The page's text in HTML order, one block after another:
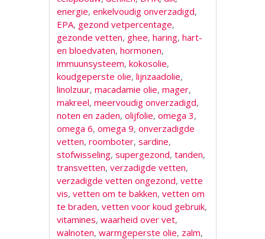
energie,enkelvoudig onverzadigd,
EPA, gezond vetpercentage,
gezonde vetten, ghee,haring,hart-
en bloedvaten,hormonen,
immuunsysteem,kokosolie,
koudgeperste olie,lijnzaadolie,
linolzuur,macadamie olie,mager,
makreel,meervoudig onverzadigd,
noten en zaden,olijfolie,omega 3,
omega 6,omega 9,onverzadigde
vetten,roomboter,sardine,
stofwisseling,supergezond,tanden,
transvetten,verzadigde vetten,
verzadigde vetten ongezond,vette
vis,vetten om te bakken,vetten om
te braden,vetten voor koud gebruik,
vitamines,waarheid over vet,
walnoten,warmgeperste olie, zalm,